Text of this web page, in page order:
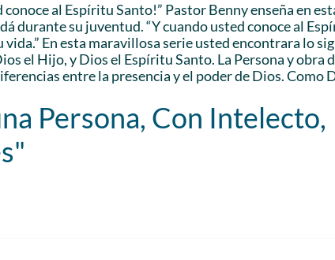
al Espíritu Santo!” Pastor Benny enseña en
durante su juventud. “Y cuando usted conoce al
vida.” En esta maravillosa serie usted encontrara lo
el Hijo, y Dios el Espíritu Santo. La Persona y obra
entre la presencia y el poder de Dios. Como
Persona, Con Intelecto,